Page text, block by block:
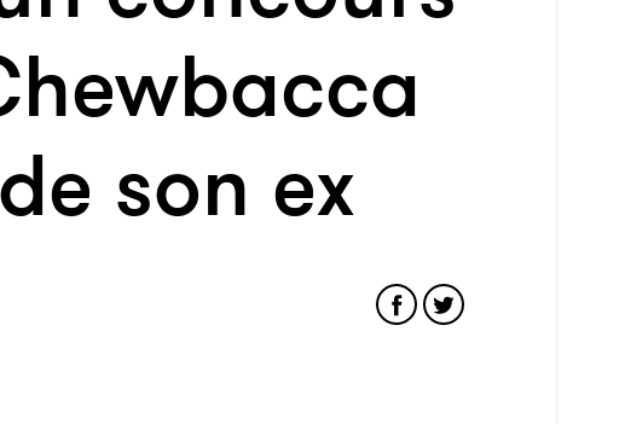
son ex